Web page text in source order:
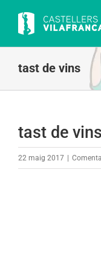
content
tast de vins
tast de vins
22 maig 2017